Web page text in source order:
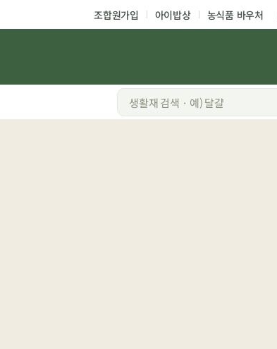
조합원가입 아이밥상 농식품 바우처